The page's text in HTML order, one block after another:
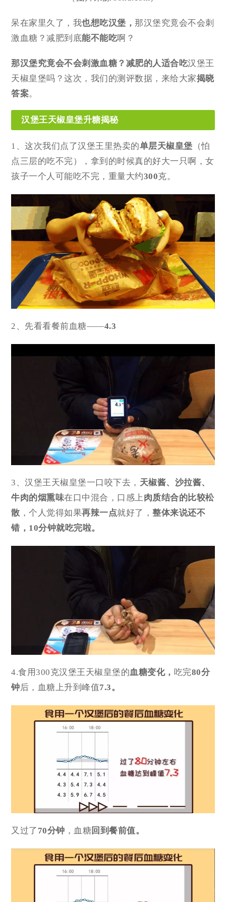
呆在家里久了，我也想吃汉堡，那汉堡究竟会不会刺
激血糖？减肥到底能不能吃啊？
那汉堡究竟会不会刺激血糖？减肥的人适合吃汉堡王
天椒皇堡吗？这次，我们的测评数据，来给大家揭晓
答案。
汉堡王天椒皇堡升糖揭秘
1、这次我们点了汉堡王里热卖的单层天椒皇堡 （怕
点三层的吃不完），拿到的时候真的好大一只啊，女
孩子一个人可能吃不完，重量大约300克。
2、先看看餐前血糖——4.3
3、汉堡王天椒皇堡一口咬下去， 天椒酱、沙拉酱、
牛肉的烟熏味在口中混合，口感上肉质结合的比较松
散 ，个人觉得如果再辣一点就好了，整体来说还不
错，10分钟就吃完啦。
4.食用300克汉堡王天椒皇堡的血糖变化， 吃完80分
钟后，血糖上升到峰值7.3。
又过了 70分钟 ，血糖回到餐前值。